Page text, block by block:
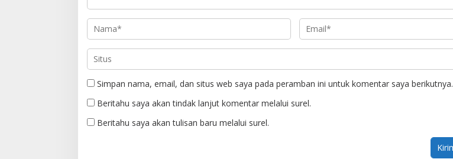
Simpan nama, email, dan situs web saya pada peramban ini untuk komentar saya berikutnya.
Beritahu saya akan tindak lanjut komentar melalui surel.
Beritahu saya akan tulisan baru melalui surel.